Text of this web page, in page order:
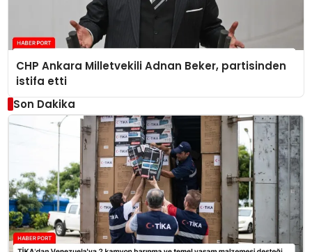
CHP Ankara Milletvekili Adnan Beker, partisinden
istifa etti
Son Dakika